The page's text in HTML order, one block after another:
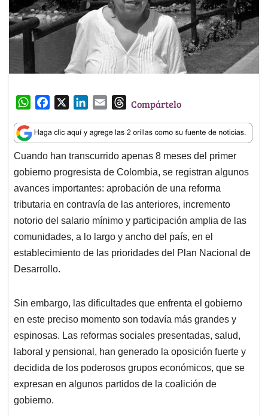
W
a
t
s
A
p
p
c
e
b
o
o
k
n
k
e
d
I
n
a
i
l
T
r
e
a
d
s
Compártelo
Cuando han transcurrido apenas 8 meses del primer
gobierno progresista de Colombia, se registran algunos
avances importantes: aprobación de una reforma
tributaria en contravía de las anteriores, incremento
notorio del salario mínimo y participación amplia de las
comunidades, a lo largo y ancho del país, en el
establecimiento de las prioridades del Plan Nacional de
Desarrollo.
Sin embargo, las dificultades que enfrenta el gobierno
en este preciso momento son todavía más grandes y
espinosas. Las reformas sociales presentadas, salud,
laboral y pensional, han generado la oposición fuerte y
decidida de los poderosos grupos económicos, que se
expresan en algunos partidos de la coalición de
gobierno.